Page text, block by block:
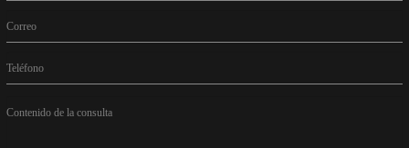
Correo
Teléfono
Contenido de la consulta